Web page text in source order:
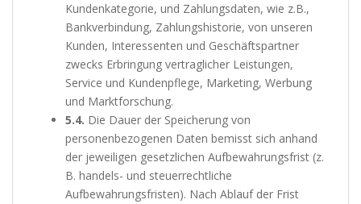
Kundenkategorie, und Zahlungsdaten, wie z.B.,
Bankverbindung, Zahlungshistorie, von unseren
Kunden, Interessenten und Geschäftspartner
zwecks Erbringung vertraglicher Leistungen,
Service und Kundenpflege, Marketing, Werbung
und Marktforschung.
5.4. Die Dauer der Speicherung von
personenbezogenen Daten bemisst sich anhand
der jeweiligen gesetzlichen Aufbewahrungsfrist (z.
B. handels- und steuerrechtliche
Aufbewahrungsfristen). Nach Ablauf der Frist